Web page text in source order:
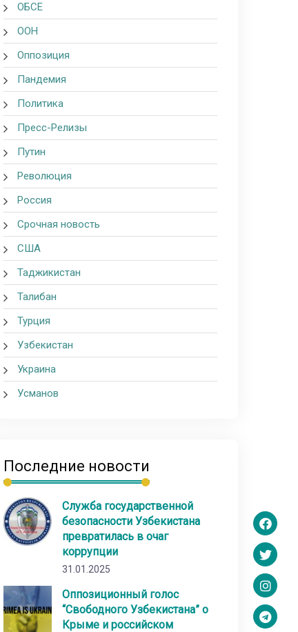
ОБСЕ
ООН
Оппозиция
Пандемия
Политика
Пресс-Релизы
Путин
Революция
Россия
Срочная новость
США
Таджикистан
Талибан
Турция
Узбекистан
Украина
Усманов
Последние новости
Служба государственной
безопасности Узбекистана
превратилась в очаг
коррупции
31.01.2025
Оппозиционный голос
“Свободного Узбекистана” о
Крыме и российском